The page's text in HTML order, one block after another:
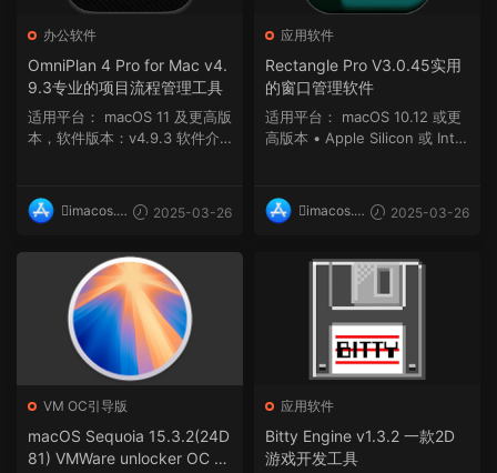
办公软件
OmniPlan 4 Pro for Mac v4.
9.3专业的项目流程管理工具
适用平台： macOS 11 及更高版
本，软件版本：v4.9.3 软件介
imacos.t
2025-03-26
应用软件
Rectangle Pro V3.0.45实用
的窗口管理软件
适用平台： macOS 10.12 或更
高版本 • Apple Silicon 或 Intel
imacos.t
2025-03-26
VM OC引导版
macOS Sequoia 15.3.2(24D
81) VMWare unlocker OC 1.
应用软件
Bitty Engine v1.3.2 一款2D
游戏开发工具